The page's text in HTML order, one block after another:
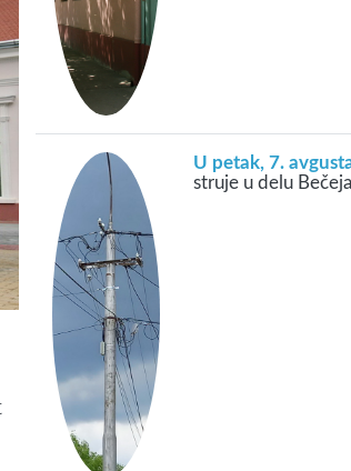
U petak, 7.
struje u delu Bečeja